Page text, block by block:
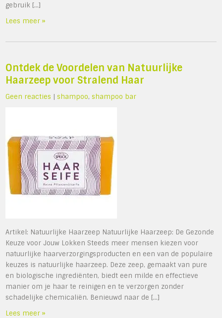
gebruik […]
Lees meer »
Ontdek de Voordelen van Natuurlijke
Haarzeep voor Stralend Haar
Geen reacties |shampoo,shampoo bar
Artikel: Natuurlijke Haarzeep Natuurlijke Haarzeep: De Gezonde
Keuze voor Jouw Lokken Steeds meer mensen kiezen voor
natuurlijke haarverzorgingsproducten en een van de populaire
keuzes is natuurlijke haarzeep. Deze zeep, gemaakt van pure
en biologische ingrediënten, biedt een milde en effectieve
manier om je haar te reinigen en te verzorgen zonder
schadelijke chemicaliën. Benieuwd naar de […]
Lees meer »